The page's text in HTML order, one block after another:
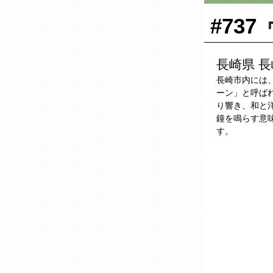
#737
長崎県
長崎市内には
ーン」と呼ば
り響き、和と
鐘を鳴らす意
す。